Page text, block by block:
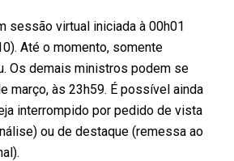
sessão virtual iniciada à 00h01
Até o momento, somente
Os demais ministros podem se
março, às 23h59. É possível ainda
interrompido por pedido de vista
ou de destaque (remessa ao